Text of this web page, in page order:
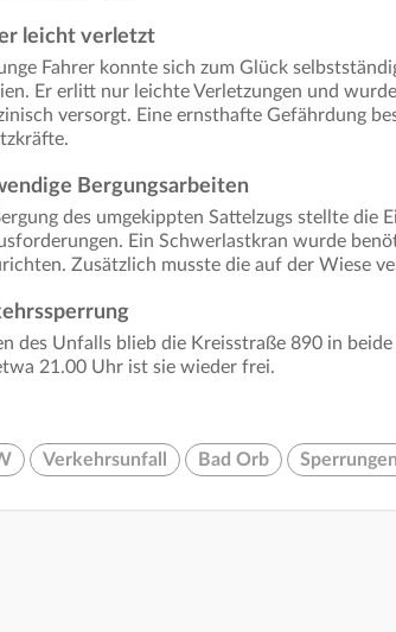
leicht verletzt
Fahrer konnte sich zum Glück
Er erlitt nur leichte Verletzungen und
versorgt. Eine ernsthafte Gefährdung
Bergungsarbeiten
des umgekippten Sattelzugs stellte die
Ein Schwerlastkran wurde
Zusätzlich musste die auf der Wiese
des Unfalls blieb die Kreisstraße 890 in
21.00 Uhr ist sie wieder frei.
Verkehrsunfall Bad Orb Sperrungen